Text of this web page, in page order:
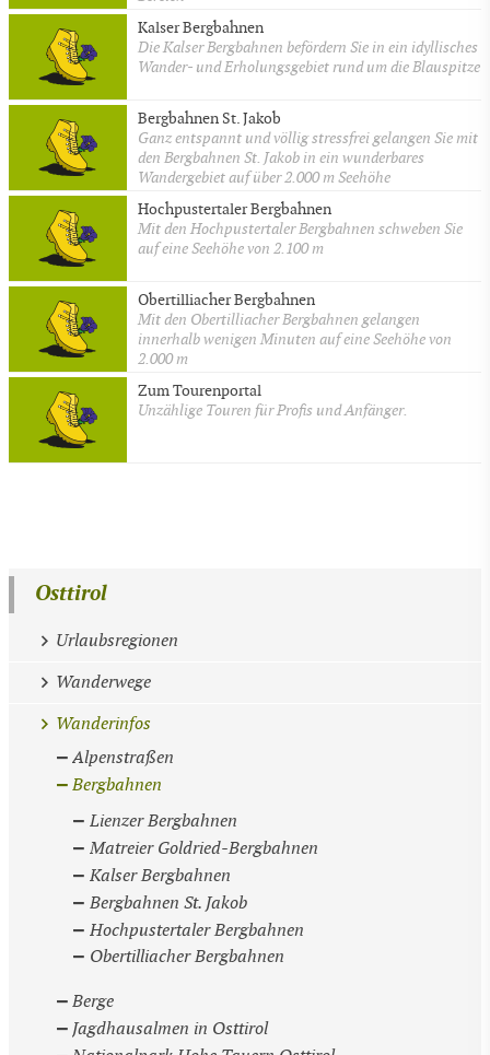
Kalser Bergbahnen
Die Kalser Bergbahnen befördern Sie in ein idyllisches
Wander- und Erholungsgebiet rund um die Blauspitze
Bergbahnen St. Jakob
Ganz entspannt und völlig stressfrei gelangen Sie mit
den Bergbahnen St. Jakob in ein wunderbares
Wandergebiet auf über 2.000 m Seehöhe
Hochpustertaler Bergbahnen
Mit den Hochpustertaler Bergbahnen schweben Sie
auf eine Seehöhe von 2.100 m
Obertilliacher Bergbahnen
Mit den Obertilliacher Bergbahnen gelangen
innerhalb wenigen Minuten auf eine Seehöhe von
2.000 m
Zum Tourenportal
Unzählige Touren für Profis und Anfänger.
Osttirol
Urlaubsregionen
Wanderwege
Wanderinfos
Alpenstraßen
Bergbahnen
Lienzer Bergbahnen
Matreier Goldried-Bergbahnen
Kalser Bergbahnen
Bergbahnen St. Jakob
Hochpustertaler Bergbahnen
Obertilliacher Bergbahnen
Berge
Jagdhausalmen in Osttirol